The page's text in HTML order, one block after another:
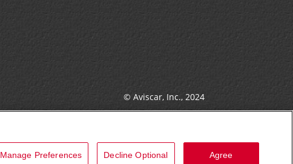
© Aviscar, Inc., 2024
Manage Preferences Decline Optional Agree